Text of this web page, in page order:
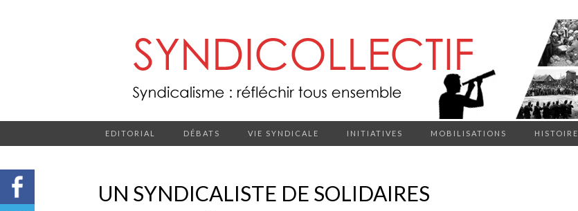
EDITORIAL DÉBATS VIE SYNDICALE INITIATIVES MOBILISATIONS HISTOIRE
UN SYNDICALISTE DE SOLIDAIRES